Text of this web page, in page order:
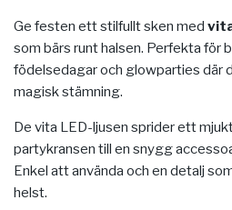
Ge festen ett stilfullt sken med
som bärs runt halsen. Perfekta för
födelsedagar och glowparties där
magisk stämning.
De vita LED-ljusen sprider ett
partykransen till en snygg
Enkel att använda och en detalj
helst.